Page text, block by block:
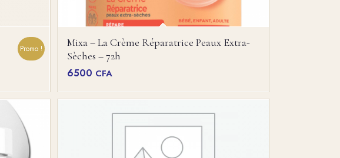
Promo !
Mixa – La Crème Réparatrice Peaux Extra-
Sèches – 72h
6500 CFA